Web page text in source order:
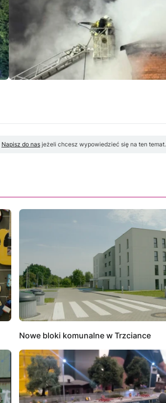
Napisz do nas jeżeli chcesz wypowiedzieć się na ten temat.
Nowe bloki komunalne w Trzciance